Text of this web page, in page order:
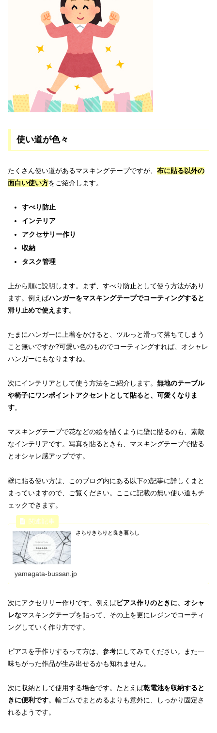
使い道が色々
たくさん使い道があるマスキングテープですが、 布に貼る以外の
面白い使い方をご紹介します。
すべり防止
インテリア
アクセサリー作り
収納
タスク管理
上から順に説明します。まず、すべり防止として使う方法があり
ます。例えばハンガーをマスキングテープでコーティングすると
滑り止めで使えます。
たまにハンガーに上着をかけると、ツルっと滑って落ちてしまう
こと無いですか?可愛い色のものでコーティングすれば、オシャレ
ハンガーにもなりますね。
次にインテリアとして使う方法をご紹介します。 無地のテーブル
や椅子にワンポイントアクセントとして貼ると、可愛くなりま
す。
マスキングテープで花などの絵を描くように壁に貼るのも、素敵
なインテリアです。写真を貼るときも、マスキングテープで貼る
とオシャレ感アップです。
壁に貼る使い方は、このブログ内にある以下の記事に詳しくまと
まっていますので、ご覧ください。ここに記載の無い使い道もチ
ェックできます。
さらりきらりと良き暮らし
yamagata-bussan.jp
次にアクセサリー作りです。例えばピアス作りのときに、オシャ
レなマスキングテープを貼って、その上を更にレジンでコーティ
ングしていく作り方です。
ピアスを手作りするって方は、参考にしてみてください。また一
味ちがった作品が生み出せるかも知れません。
次に収納として使用する場合です。たとえば乾電池を収納すると
きに便利です。輪ゴムでまとめるよりも意外に、しっかり固定さ
れるようです。